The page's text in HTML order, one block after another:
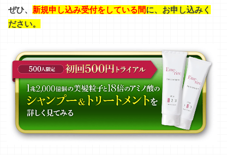
ぜひ、 新規申し込み受付をしている間に、お申し込みく
ださい。